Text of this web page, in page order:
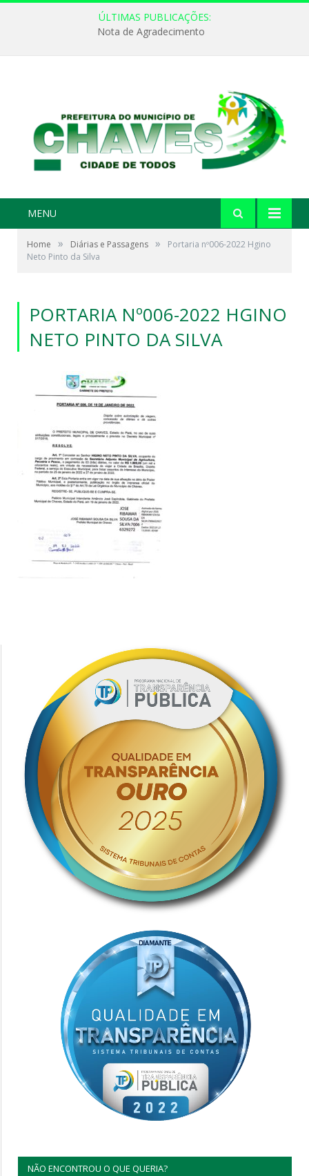
ÚLTIMAS PUBLICAÇÕES:
Nota de Agradecimento
MENU
Home » Diárias e Passagens »
Portaria nº006-2022 Hgino
Neto Pinto da Silva
PORTARIA Nº006-2022 HGINO
NETO PINTO DA SILVA
NÃO ENCONTROU O QUE QUERIA?